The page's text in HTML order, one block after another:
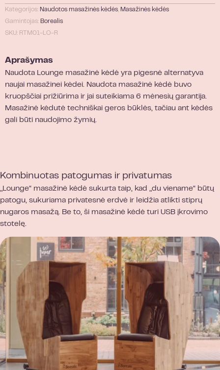
Kategorijos: Naudotos masažinės kėdės, Masažinės kėdės
Gamintojas: Borealis
SKU: RTM01-LO-R
Aprašymas
Naudota Lounge masažinė kėdė yra pigesnė alternatyva
naujai masažinei kėdei. Naudota masažinė kėdė buvo
kruopščiai prižiūrima ir jai suteikiama 6 mėnesių garantija.
Masažinė kėdutė techniškai geros būklės, tačiau ant kėdės
gali būti naudojimo žymių.
Kombinuotas patogumas ir privatumas
„Lounge“ masažinė kėdė sukurta taip, kad „du viename“ būtų
patogu, sukuriama privatesnė erdvė ir leidžia atlikti stiprų
nugaros masažą. Be to, ši masažinė kėdė turi USB įkrovimo
stotelę.